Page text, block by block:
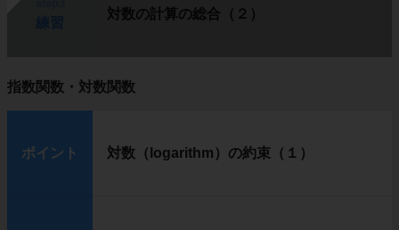
対数の計算の総合（２）
指数関数・対数関数
ポイント 対数（logarithm）の約束（１）